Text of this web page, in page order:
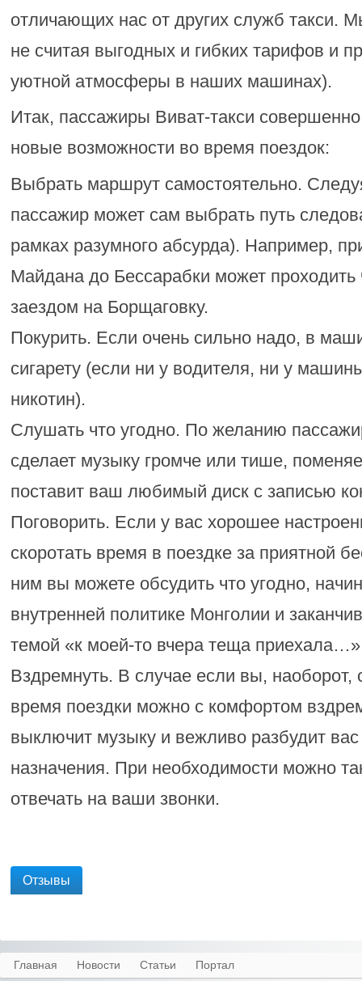
отличающих нас от других служб такси.
не считая выгодных и гибких тарифов и
уютной атмосферы в наших машинах).
Итак, пассажиры Виват-такси
новые возможности во время поездок:
Выбрать маршрут самостоятельно.
пассажир может сам выбрать путь
рамках разумного абсурда). Например,
Майдана до Бессарабки может проходить
заездом на Борщаговку.
Покурить. Если очень сильно надо, в
сигарету (если ни у водителя, ни у
никотин).
Слушать что угодно. По желанию
сделает музыку громче или тише,
поставит ваш любимый диск с записью
Поговорить. Если у вас хорошее
скоротать время в поездке за приятной
ним вы можете обсудить что угодно,
внутренней политике Монголии и
темой «к моей-то вчера теща
Вздремнуть. В случае если вы, наоборот,
время поездки можно с комфортом
выключит музыку и вежливо разбудит вас
назначения. При необходимости можно
отвечать на ваши звонки.
Отзывы
Главная Новости Статьи Портал